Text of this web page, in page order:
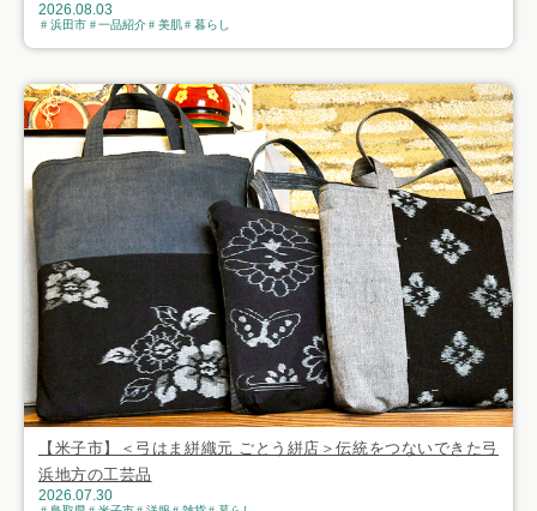
2026.08.03
浜田市 一品紹介 美肌 暮らし
【米子市】＜弓はま絣織元 ごとう絣店＞伝統をつないできた弓
浜地方の工芸品
2026.07.30